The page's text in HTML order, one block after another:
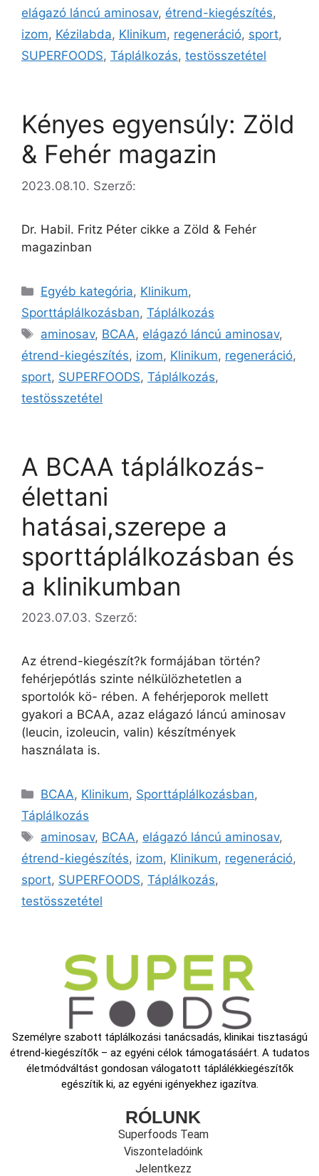
elágazó láncú aminosav, étrend-kiegészítés,
izom, Kézilabda, Klinikum, regeneráció, sport,
SUPERFOODS, Táplálkozás, testösszetétel
Kényes egyensúly: Zöld
& Fehér magazin
2023.08.10. Szerző:
Dr. Habil. Fritz Péter cikke a Zöld & Fehér
magazinban
Egyéb kategória, Klinikum,
Sporttáplálkozásban, Táplálkozás
aminosav, BCAA, elágazó láncú aminosav,
étrend-kiegészítés, izom, Klinikum, regeneráció,
sport, SUPERFOODS, Táplálkozás,
testösszetétel
A BCAA táplálkozás-
élettani
hatásai,szerepe a
sporttáplálkozásban és
a klinikumban
2023.07.03. Szerző:
Az étrend-kiegészít?k formájában történ?
fehérjepótlás szinte nélkülözhetetlen a
sportolók kö- rében. A fehérjeporok mellett
gyakori a BCAA, azaz elágazó láncú aminosav
(leucin, izoleucin, valin) készítmények
használata is.
BCAA, Klinikum, Sporttáplálkozásban,
Táplálkozás
aminosav, BCAA, elágazó láncú aminosav,
étrend-kiegészítés, izom, Klinikum, regeneráció,
sport, SUPERFOODS, Táplálkozás,
testösszetétel
Személyre szabott táplálkozási tanácsadás, klinikai tisztaságú
étrend-kiegészítők – az egyéni célok támogatásáért. A tudatos
életmódváltást gondosan válogatott táplálékkiegészítők
egészítik ki, az egyéni igényekhez igazítva.
RÓLUNK
Superfoods Team
Viszonteladóink
Jelentkezz